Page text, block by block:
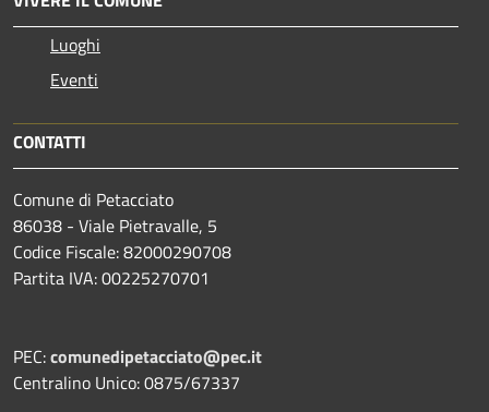
Luoghi
Eventi
CONTATTI
Comune di Petacciato
86038 - Viale Pietravalle, 5
Codice Fiscale: 82000290708
Partita IVA: 00225270701
PEC:comunedipetacciato@pec.it
Centralino Unico: 0875/67337